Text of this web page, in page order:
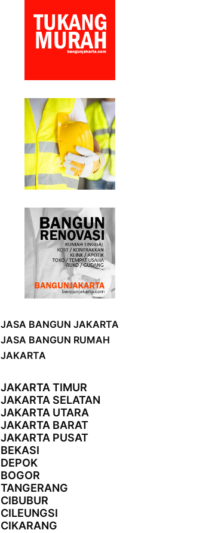
JASA BANGUN JAKARTA
JASA BANGUN RUMAH
JAKARTA
JAKARTA TIMUR
JAKARTA SELATAN
JAKARTA UTARA
JAKARTA BARAT
JAKARTA PUSAT
BEKASI
DEPOK
BOGOR
TANGERANG
CIBUBUR
CILEUNGSI
CIKARANG